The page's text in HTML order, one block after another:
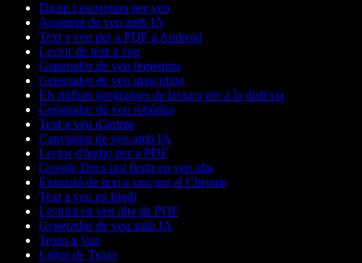
Dictat i escriptura per veu
Assistent de veu amb IA
Text a veu per a PDF a Android
Lector de text a veu
Generador de veu femenina
Generador de veu masculina
Els millors programes de lectura per a la dislèxia
Generador de veu robòtica
Text a veu d'anime
Canviador de veu amb IA
Lector d'àudio per a PDF
Google Docs pot llegir en veu alta
Extensió de text a veu per al Chrome
Text a veu en hindi
Lectura en veu alta de PDF
Generador de veu amb IA
Texto a Voz
Leitor de Texto